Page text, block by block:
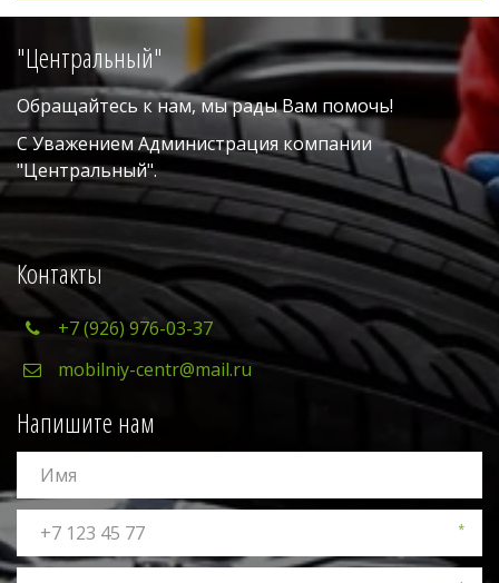
"Центральный"
Обращайтесь к нам, мы рады Вам помочь!
С Уважением Администрация компании
"Центральный".
Контакты
+7 (926) 976-03-37
mobilniy-centr@mail.ru
Напишите нам
*